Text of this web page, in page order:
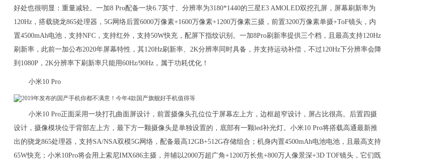
好处也很明显：重量减轻。一加8 Pro配备一块6.7英寸、分辨率为3180*1440的三星E3 AMOLED双挖孔屏，屏幕刷新率为
120Hz，搭载骁龙865处理器，5G网络后置6000万像素+1600万像素+1200万像素三摄，前置3200万像素单摄+ToF镜头，内
置4500mAh电池，支持NFC，支持红外，支持50W快充，配屏下指纹识别。一加8Pro刷新率提供三个档，且最高支持120Hz
刷新率，此前一加公布2020年屏幕特性，其120Hz刷新率、2K分辨率同时具备，并支持运动补偿，不过120Hz下分辨率会降
到1080P，2K分辨率下刷新率只能用60Hz/90Hz，属于功耗优化！
小米10 Pro
小米10 Pro正面采用一块打孔曲面屏设计，前置摄像头孔位位于屏幕左上方，边框超窄设计，屏占比很高。后置四摄
设计，摄像模块位于背部左上方，最下方一颗摄像头是单独设置的，底部有一颗led补光灯。小米10 Pro将搭载高通最新推
出的骁龙865处理器，支持SA/NSA双模5G网络，配备最高12GB+512G存储组合；机身内置4500mAh电池电池，且最高支持
65W快充；小米10Pro将会用上索尼IMX686主摄，并辅以2000万超广角+1200万长焦+800万人像景深+3D TOF镜头，它们既